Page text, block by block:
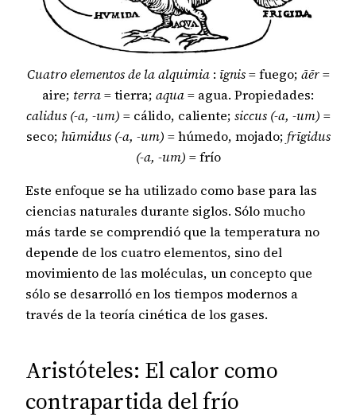
Cuatro elementos de la alquimia: īgnis= fuego; āēr=
aire; terra= tierra; aqua= agua. Propiedades:
calidus (-a, -um) = cálido, caliente; siccus (-a, -um) =
seco; hūmidus (-a, -um) = húmedo, mojado; frīgidus
(-a, -um) = frío
Este enfoque se ha utilizado como base para las
ciencias naturales durante siglos. Sólo mucho
más tarde se comprendió que la temperatura no
depende de los cuatro elementos, sino del
movimiento de las moléculas, un concepto que
sólo se desarrolló en los tiempos modernos a
través de la teoría cinética de los gases.
Aristóteles: El calor como
contrapartida del frío